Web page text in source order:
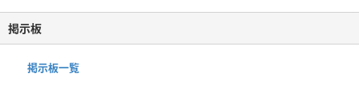
掲示板
掲示板一覧